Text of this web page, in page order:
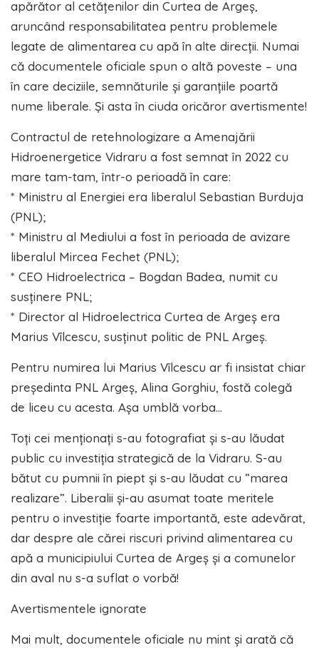
apărător al cetățenilor din Curtea de Argeș,
aruncând responsabilitatea pentru problemele
legate de alimentarea cu apă în alte direcții. Numai
că documentele oficiale spun o altă poveste – una
în care deciziile, semnăturile și garanțiile poartă
nume liberale. Și asta în ciuda oricăror avertismente!
Contractul de retehnologizare a Amenajării
Hidroenergetice Vidraru a fost semnat în 2022 cu
mare tam-tam, într-o perioadă în care:
* Ministru al Energiei era liberalul Sebastian Burduja
(PNL);
* Ministru al Mediului a fost în perioada de avizare
liberalul Mircea Fechet (PNL);
* CEO Hidroelectrica – Bogdan Badea, numit cu
susținere PNL;
* Director al Hidroelectrica Curtea de Argeș era
Marius Vîlcescu, susținut politic de PNL Argeș.
Pentru numirea lui Marius Vîlcescu ar fi insistat chiar
președinta PNL Argeș, Alina Gorghiu, fostă colegă
de liceu cu acesta. Așa umblă vorba…
Toți cei menționați s-au fotografiat și s-au lăudat
public cu investiția strategică de la Vidraru. S-au
bătut cu pumnii în piept și s-au lăudat cu ”marea
realizare”. Liberalii și-au asumat toate meritele
pentru o investiție foarte importantă, este adevărat,
dar despre ale cărei riscuri privind alimentarea cu
apă a municipiului Curtea de Argeș și a comunelor
din aval nu s-a suflat o vorbă!
Avertismentele ignorate
Mai mult, documentele oficiale nu mint și arată că